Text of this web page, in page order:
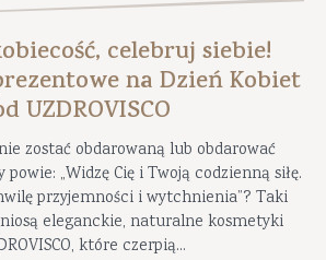
celebruj siebie!
na Dzień Kobiet
UZDROVISCO
zostać obdarowaną lub obdarować
„Widzę Cię i Twoją codzienną siłę.
przyjemności i wytchnienia”? Taki
eleganckie, naturalne kosmetyki
które czerpią...